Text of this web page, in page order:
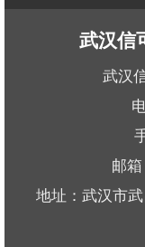
武汉信
武汉
邮箱
地址：武汉市